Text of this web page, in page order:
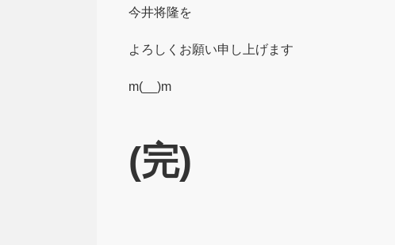
今井将隆を
よろしくお願い申し上げます
m(__)m
(完)